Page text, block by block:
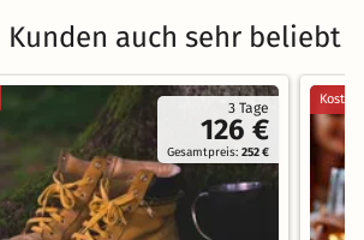
Kunden auch sehr beliebt
3 Tage
126 €
Gesamtpreis:252 €